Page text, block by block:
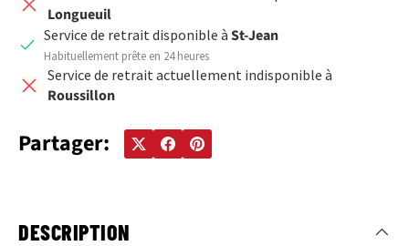
Longueuil
Service de retrait disponible à St-Jean
Habituellement prête en 24 heures
Service de retrait actuellement indisponible à
Roussillon
Partager:
DESCRIPTION